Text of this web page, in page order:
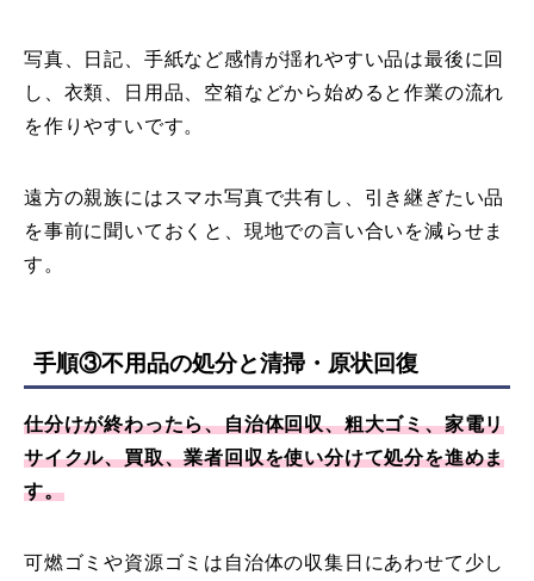
写真、日記、手紙など感情が揺れやすい品は最後に回
し、衣類、日用品、空箱などから始めると作業の流れ
を作りやすいです。
遠方の親族にはスマホ写真で共有し、引き継ぎたい品
を事前に聞いておくと、現地での言い合いを減らせま
す。
手順③不用品の処分と清掃・原状回復
仕分けが終わったら、自治体回収、粗大ゴミ、家電リ
サイクル、買取、業者回収を使い分けて処分を進めま
す。
可燃ゴミや資源ゴミは自治体の収集日にあわせて少し